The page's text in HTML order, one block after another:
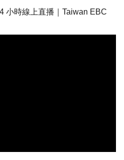
小時線上直播｜Taiwan EBC